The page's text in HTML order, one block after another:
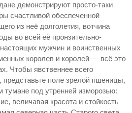
демонстрируют просто-таки
счастливой обеспеченной
из неё долголетия, вотчина
во всей её пронзительно-
мужчин и воинственных
королев и королей — всё это
Чтобы явственнее всего
представьте поле зрелой пшеницы,
под утренней изморозью:
величавая красота и стойкость —